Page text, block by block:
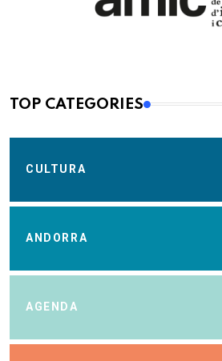
TOP CATEGORIES
CULTURA
ANDORRA
AGENDA